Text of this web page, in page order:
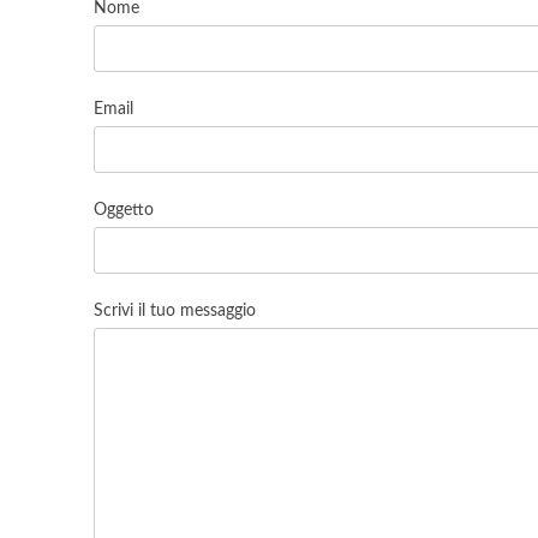
Nome
Email
Oggetto
Scrivi il tuo messaggio